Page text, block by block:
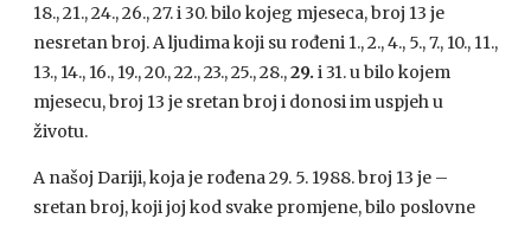
18., 21., 24., 26., 27. i 30. bilo kojeg mjeseca, broj 13 je
nesretan broj. A ljudima koji su rođeni 1., 2., 4., 5., 7., 10., 11.,
13., 14., 16., 19., 20., 22., 23., 25., 28.,29. i 31. u bilo kojem
mjesecu, broj 13 je sretan broj i donosi im uspjeh u
životu.
A našoj Dariji, koja je rođena 29. 5. 1988. broj 13 je –
sretan broj, koji joj kod svake promjene, bilo poslovne